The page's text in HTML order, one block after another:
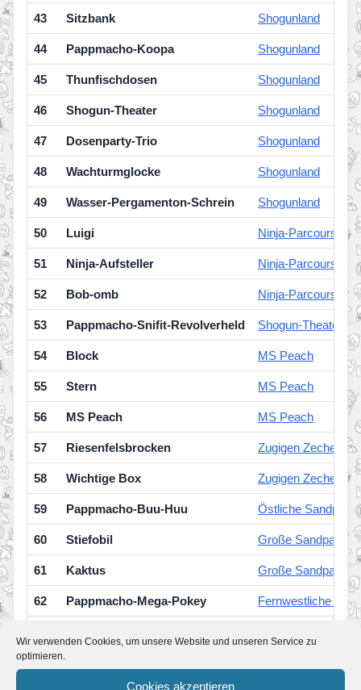
Wir verwenden Cookies, um unsere Website und unseren Service zu
optimieren.
Cookies akzeptieren
43 Sitzbank Shogunland
44 Pappmacho-Koopa Shogunland
45 Thunfischdosen Shogunland
46 Shogun-Theater Shogunland
47 Dosenparty-Trio Shogunland
48 Wachturmglocke Shogunland
49 Wasser-Pergamenton-Schrein Shogunland
50 Luigi Ninja-Parcours
51 Ninja-Aufsteller Ninja-Parcours
52 Bob-omb Ninja-Parcours
53 Pappmacho-Snifit-Revolverheld Shogun-Theater
54 Block MS Peach
55 Stern MS Peach
56 MS Peach MS Peach
57 Riesenfelsbrocken Zugigen Zeche
58 Wichtige Box Zugigen Zeche
59 Pappmacho-Buu-Huu Östliche
60 Stiefobil Große
61 Kaktus Große
62 Pappmacho-Mega-Pokey Fernwestliche
64